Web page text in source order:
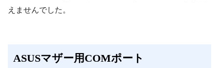
えませんでした。
ASUSマザー用COMポート